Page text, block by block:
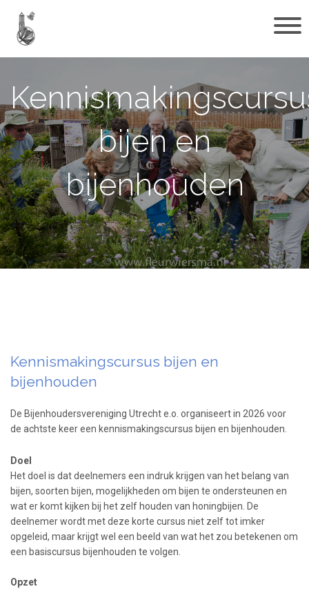
bijen en
bijenhouden
Kennismakingscursus bijen en
bijenhouden
De Bijenhoudersvereniging Utrecht e.o. organiseert in 2026 voor
de achtste keer een kennismakingscursus bijen en bijenhouden.
Doel
Het doel is dat deelnemers een indruk krijgen van het belang van
bijen, soorten bijen, mogelijkheden om bijen te ondersteunen en
wat er komt kijken bij het zelf houden van honingbijen. De
deelnemer wordt met deze korte cursus niet zelf tot imker
opgeleid, maar krijgt wel een beeld van wat het zou betekenen om
een basiscursus bijenhouden te volgen.
Opzet